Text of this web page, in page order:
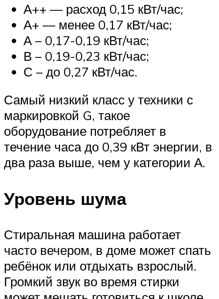
А++ — расход 0,15 кВт/час;
А+ — менее 0,17 кВт/час;
А – 0,17-0,19 кВт/час;
В – 0,19-0,23 кВт/час;
С – до 0,27 кВт/час.
Самый низкий класс у техники с
маркировкой G, такое
оборудование потребляет в
течение часа до 0,39 кВт энергии, в
два раза выше, чем у категории А.
Уровень шума
Стиральная машина работает
часто вечером, в доме может спать
ребёнок или отдыхать взрослый.
Громкий звук во время стирки